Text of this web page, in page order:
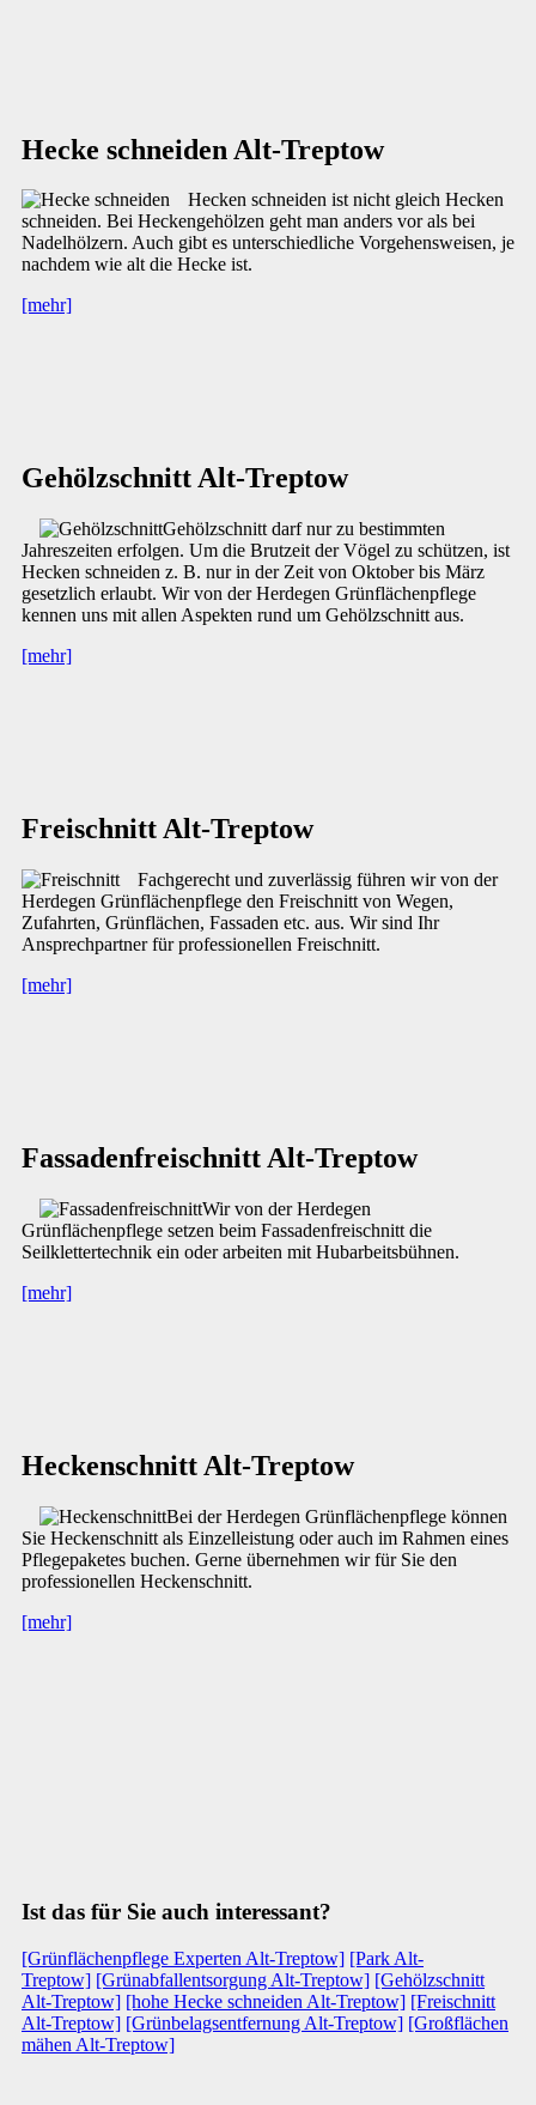
Hecke schneiden Alt-Treptow
Hecken schneiden ist nicht gleich Hecken
schneiden. Bei Heckengehölzen geht man anders vor als bei
Nadelhölzern. Auch gibt es unterschiedliche Vorgehensweisen, je
nachdem wie alt die Hecke ist.
[mehr]
Gehölzschnitt Alt-Treptow
Gehölzschnitt darf nur zu bestimmten
Jahreszeiten erfolgen. Um die Brutzeit der Vögel zu schützen, ist
Hecken schneiden z. B. nur in der Zeit von Oktober bis März
gesetzlich erlaubt. Wir von der Herdegen Grünflächenpflege
kennen uns mit allen Aspekten rund um Gehölzschnitt aus.
[mehr]
Freischnitt Alt-Treptow
Fachgerecht und zuverlässig führen wir von der
Herdegen Grünflächenpflege den Freischnitt von Wegen,
Zufahrten, Grünflächen, Fassaden etc. aus. Wir sind Ihr
Ansprechpartner für professionellen Freischnitt.
[mehr]
Fassadenfreischnitt Alt-Treptow
Wir von der Herdegen
Grünflächenpflege setzen beim Fassadenfreischnitt die
Seilklettertechnik ein oder arbeiten mit Hubarbeitsbühnen.
[mehr]
Heckenschnitt Alt-Treptow
Bei der Herdegen Grünflächenpflege können
Sie Heckenschnitt als Einzelleistung oder auch im Rahmen eines
Pflegepaketes buchen. Gerne übernehmen wir für Sie den
professionellen Heckenschnitt.
[mehr]
Ist das für Sie auch interessant?
[Grünflächenpflege Experten Alt-Treptow] [Park Alt-
Treptow] [Grünabfallentsorgung Alt-Treptow] [Gehölzschnitt
Alt-Treptow] [hohe Hecke schneiden Alt-Treptow] [Freischnitt
Alt-Treptow] [Grünbelagsentfernung Alt-Treptow] [Großflächen
mähen Alt-Treptow]